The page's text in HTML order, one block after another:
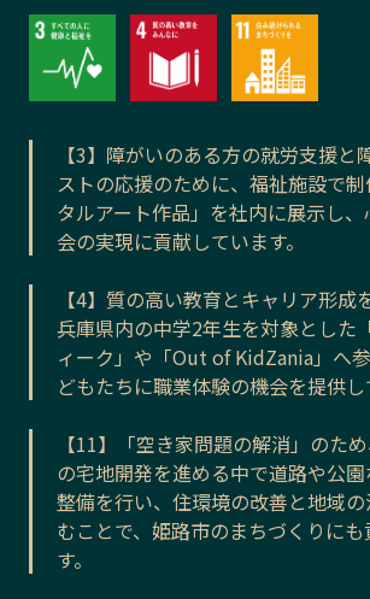
【3】障がいのある方の就労支援と
ストの応援のために、福祉施設で
タルアート作品」を社内に展示し
会の実現に貢献しています。
【4】質の高い教育とキャリア形成
兵庫県内の中学2年生を対象とした
ィーク」や「Out of KidZania」へ
どもたちに職業体験の機会を提供し
【11】「空き家問題の解消」のた
の宅地開発を進める中で道路や公
整備を行い、住環境の改善と地域
むことで、姫路市のまちづくりに
す。